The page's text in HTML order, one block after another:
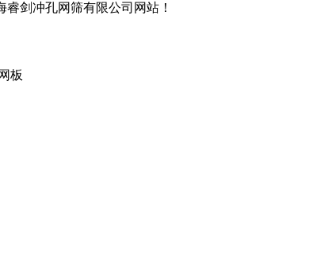
睿剑冲孔网筛有限公司网站！
板